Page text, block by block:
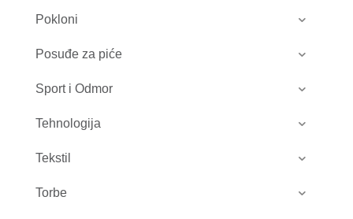
Pokloni
Posuđe za piće
Sport i Odmor
Tehnologija
Tekstil
Torbe